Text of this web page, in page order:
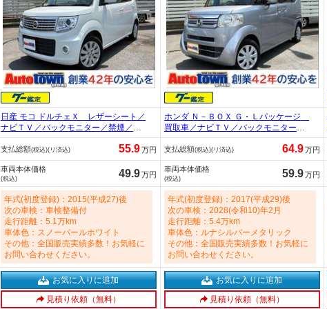
日産 モコ ドルチェＸ レザーシート／
ナビＴＶ／バックモニター／禁煙／ス
マートキー／Ｂｌｕｅｔｏｏｔｈオー
ディオ／ＨＩＤヘッドライト／ＥＴＣ
／フォグランプ／純正アルミ／オート
エアコン／フルセグＴＶ／アイドリン
グストップ 660cc
ホンダ Ｎ－ＢＯＸ Ｇ・Ｌパッケージ
買取車／ナビＴＶ／バックモニター／
禁煙／軽減ブレーキ／１オーナー／Ｅ
ＴＣ／スマートキー／オートエアコン
／アイドリングストップ／ＣＤ／サイ
ドエアバック／カーテンエアバック／
プライバシーガラス／後期 660cc
支払総額(税込)(リ済込) 55.9万円 支払総額(税込)(リ済込) 64.9万円
車両本体価格
(税込) 49.9万円
車両本体価格
(税込) 59.9万円
年式(初度登録)：2015(平成27)後
次の車検：車検整備付
走行距離：5.1万km
車体色：スノーパールホワイト
その他：全国販売実績多数！お気軽に
お問い合わせください。
年式(初度登録)：2017(平成29)後
次の車検：2028(令和10)年2月
走行距離：5.4万km
車体色：ルナシルバーメタリック
その他：全国販売実績多数！お気軽に
お問い合わせください。
お気に入りに追加
見積り依頼（無料）
お気に入りに追加
見積り依頼（無料）